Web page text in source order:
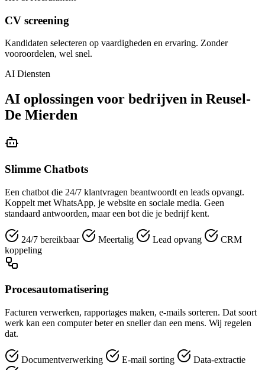
CV screening
Kandidaten selecteren op vaardigheden en ervaring. Zonder
vooroordelen, wel snel.
AI Diensten
AI oplossingen voor bedrijven in Reusel-
De Mierden
Slimme Chatbots
Een chatbot die 24/7 klantvragen beantwoordt en leads opvangt.
Koppelt met WhatsApp, je website en sociale media. Geen
standaard antwoorden, maar een bot die je bedrijf kent.
24/7 bereikbaar Meertalig Lead opvang
CRM
koppeling
Procesautomatisering
Facturen verwerken, rapportages maken, e-mails sorteren. Dat soort
werk kan een computer beter en sneller dan een mens. Wij regelen
dat.
Documentverwerking E-mail sorting
Data-extractie